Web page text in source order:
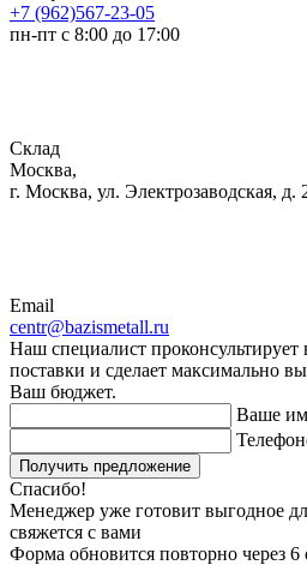
+7 (962)567-23-05
пн-пт с 8:00 до 17:00
Склад
Москва,
г. Москва, ул. Электрозаводская, д.
Email
centr@bazismetall.ru
Наш специалист проконсультирует
поставки и сделает максимально
Ваш бюджет.
Ваше
Телефон
Получить предложение
Спасибо!
Менеджер уже готовит выгодное
свяжется с вами
Форма обновится повторно через 6